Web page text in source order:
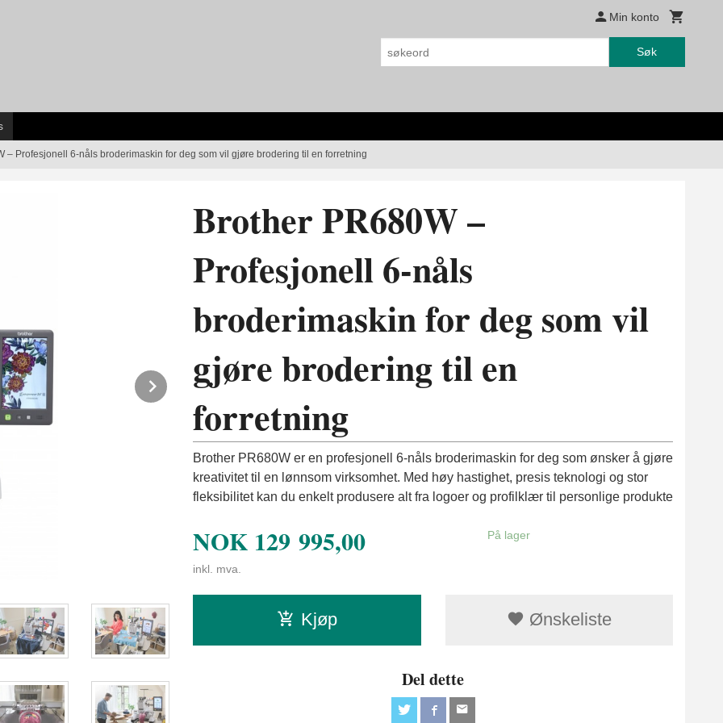
Min konto
Søk
– Profesjonell 6-nåls broderimaskin for deg som vil gjøre brodering til en forretning
Next
Brother PR680W –
Profesjonell 6-nåls
broderimaskin for deg som vil
gjøre brodering til en
forretning
Brother PR680W er en profesjonell 6-nåls broderimaskin for deg som ønsker å gjøre
kreativitet til en lønnsom virksomhet. Med høy hastighet, presis teknologi og stor
fleksibilitet kan du enkelt produsere alt fra logoer og profilklær til personlige produkte
NOK 129 995,00
inkl. mva.
På lager
Kjøp Ønskeliste
Del dette